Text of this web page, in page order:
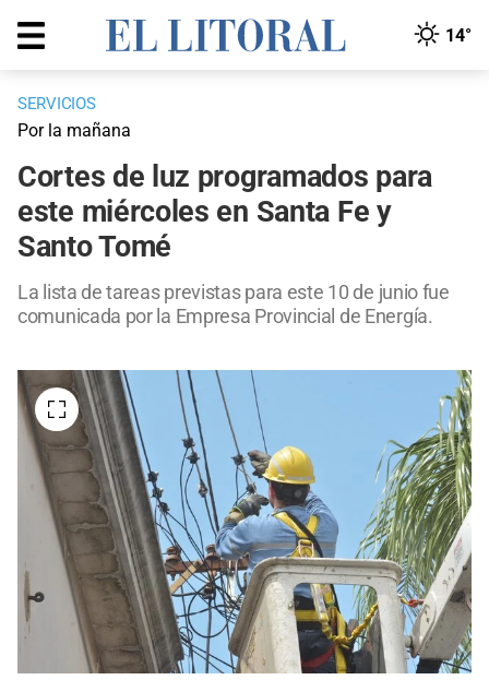
14°
SERVICIOS
Por la mañana
Cortes de luz programados para
este miércoles en Santa Fe y
Santo Tomé
La lista de tareas previstas para este 10 de junio fue
comunicada por la Empresa Provincial de Energía.